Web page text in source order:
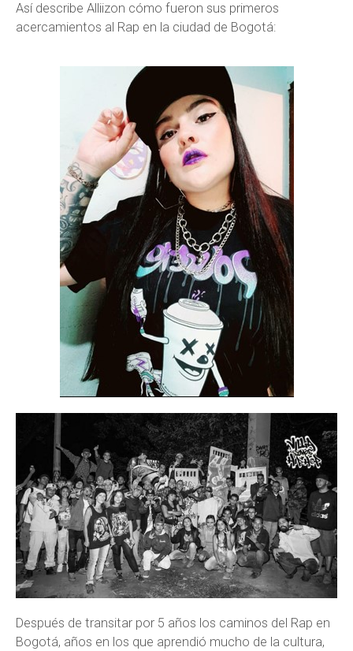
Así describe Alliizon cómo fueron sus primeros
acercamientos al Rap en la ciudad de Bogotá:
Después de transitar por 5 años los caminos del Rap en
Bogotá, años en los que aprendió mucho de la cultura,